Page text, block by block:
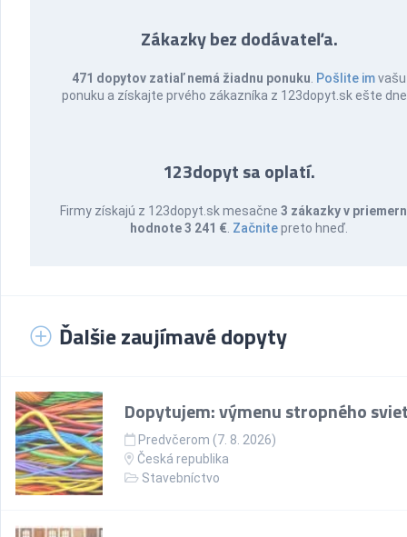
Zákazky bez dodávateľa.
471 dopytov zatiaľ nemá žiadnu ponuku Pošlite imvašu
ponuku a získajte prvého zákazníka z 123dopyt.sk ešte
123dopyt sa oplatí.
Firmy získajú z 123dopyt.sk mesačne3 zákazky v
hodnote 3 241 € Začnitepreto hneď.
Ďalšie zaujímavé dopyty
Dopytujem: výmenu stropného
Predvčerom (7. 8. 2026)
Česká republika
Stavebníctvo